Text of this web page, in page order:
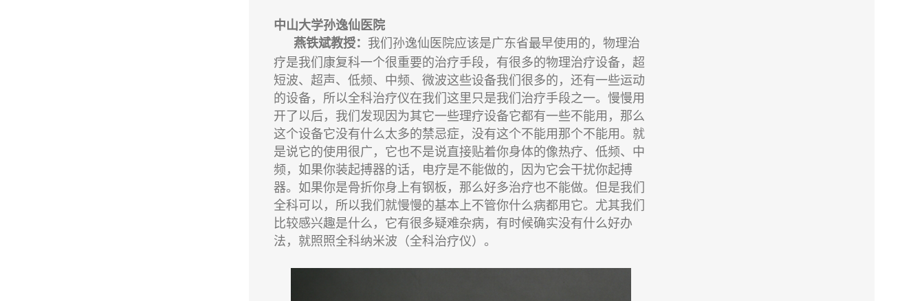
中山大学孙逸仙医院
燕铁斌教授： 我们孙逸仙医院应该是广东省最早使用的，物理治
疗是我们康复科一个很重要的治疗手段，有很多的物理治疗设备，超
短波、超声、低频、中频、微波这些设备我们很多的，还有一些运动
的设备，所以全科治疗仪在我们这里只是我们治疗手段之一。慢慢用
开了以后，我们发现因为其它一些理疗设备它都有一些不能用，那么
这个设备它没有什么太多的禁忌症，没有这个不能用那个不能用。就
是说它的使用很广，它也不是说直接贴着你身体的像热疗、低频、中
频，如果你装起搏器的话，电疗是不能做的，因为它会干扰你起搏
器。如果你是骨折你身上有钢板，那么好多治疗也不能做。但是我们
全科可以，所以我们就慢慢的基本上不管你什么病都用它。尤其我们
比较感兴趣是什么，它有很多疑难杂病，有时候确实没有什么好办
法，就照照全科纳米波（全科治疗仪）。